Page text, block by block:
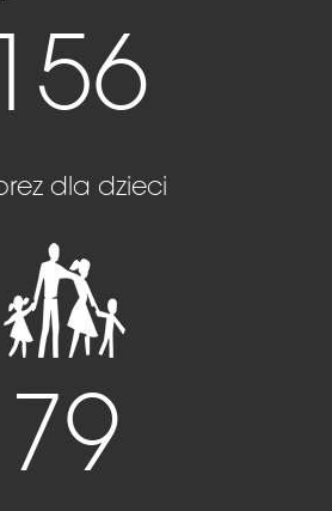
156
dla dzieci
79